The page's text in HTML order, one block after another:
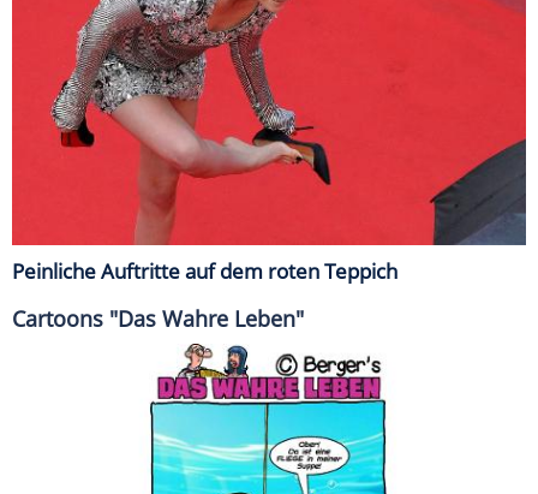
Peinliche Auftritte auf dem roten Teppich
Cartoons "Das Wahre Leben"